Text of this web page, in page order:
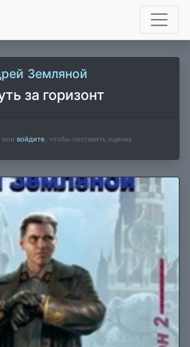
Земляной
за горизонт
или войдите , чтобы поставить оценку